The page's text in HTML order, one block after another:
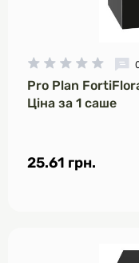
Pro Plan
Ціна за 1 саше
25.61 грн.